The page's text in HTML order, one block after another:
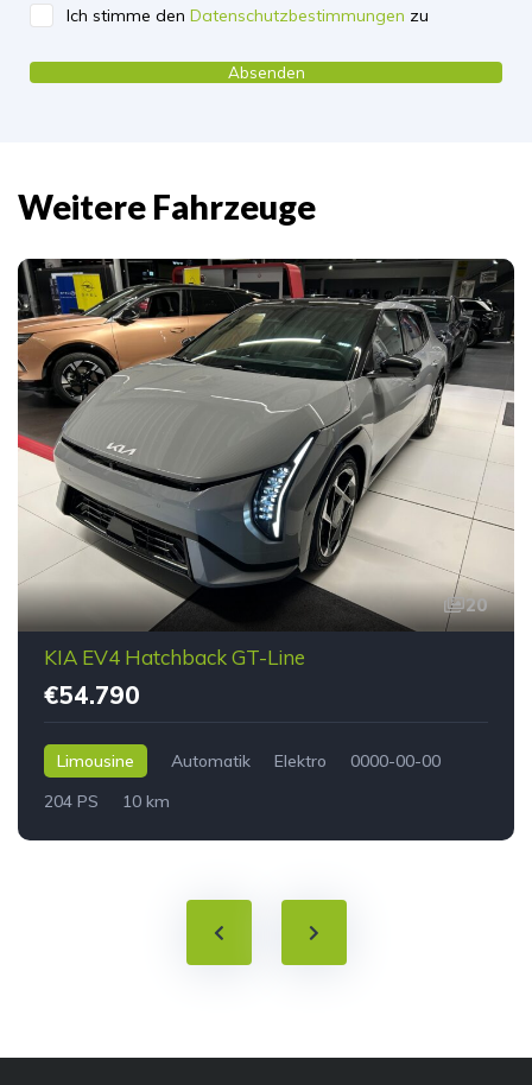
Please leave this field empty.
Ich stimme den Datenschutzbestimmungen zu
Weitere Fahrzeuge
20
KIA EV4 Hatchback GT-Line
€54.790
Limousine Automatik Elektro
0000-00-00
204 PS
10 km